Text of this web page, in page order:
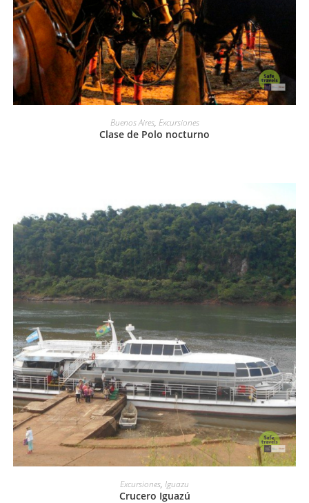
LEER MÁS
Buenos Aires, Excursiones
Clase de Polo nocturno
LEER MÁS
Excursiones, Iguazu
Crucero Iguazú